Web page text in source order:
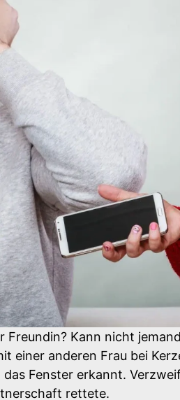
Kann nicht
einer anderen Frau bei
Fenster erkannt.
rettete.